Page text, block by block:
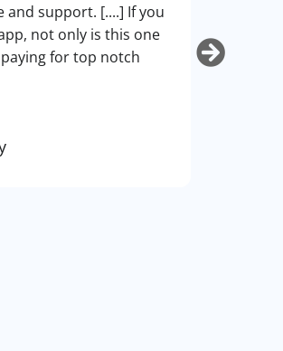
and support. [....] If you
not only is this one
for top notch